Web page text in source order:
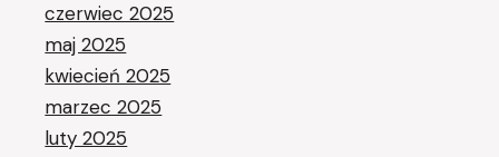
czerwiec 2025
maj 2025
kwiecień 2025
marzec 2025
luty 2025